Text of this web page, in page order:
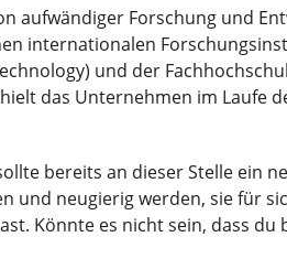
aufwändiger Forschung und
internationalen
und der
das Unternehmen im Laufe
bereits an dieser Stelle ein
und neugierig werden, sie für
Könnte es nicht sein, dass du